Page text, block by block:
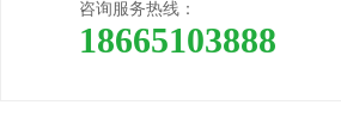
咨询服务热线：
18665103888